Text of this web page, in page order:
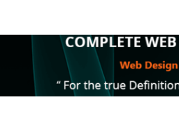
लोकार्पण